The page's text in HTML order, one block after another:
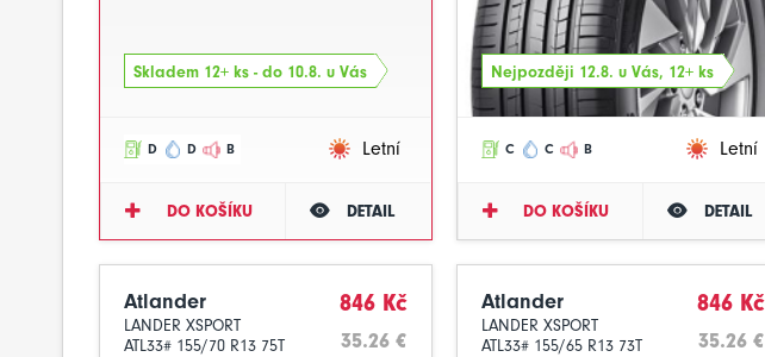
Skladem 12+ ks - do 10.8. u Vás
D D B Letní
DO KOŠÍKU DETAIL
Nejpozději 12.8. u Vás, 12+ ks
C C B Letní
DO KOŠÍKU DETAIL
Atlander
LANDER XSPORT
ATL33# 155/70 R13 75T
846 Kč
35.26 €
Atlander
LANDER XSPORT
ATL33# 155/65 R13 73T
846 Kč
35.26 €